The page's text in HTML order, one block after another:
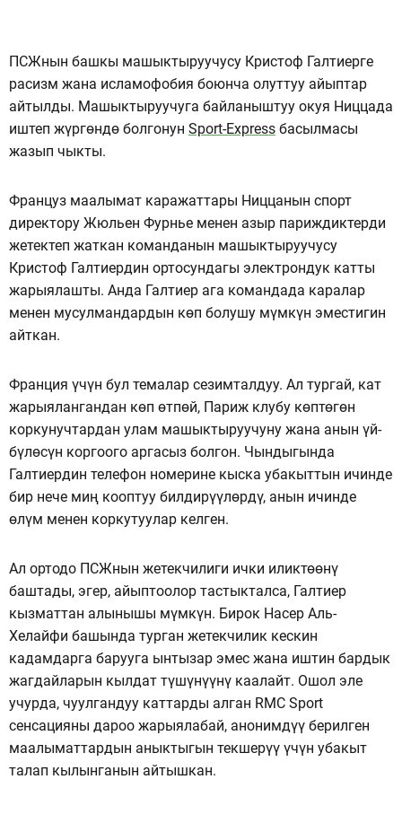
ПСЖнын башкы машыктыруучусу Кристоф Галтиерге
расизм жана исламофобия боюнча олуттуу айыптар
айтылды. Машыктыруучуга байланыштуу окуя Ниццада
иштеп жүргөндө болгонун Sport-Express басылмасы
жазып чыкты.
Француз маалымат каражаттары Ниццанын спорт
директору Жюльен Фурнье менен азыр париждиктерди
жетектеп жаткан команданын машыктыруучусу
Кристоф Галтиердин ортосундагы электрондук катты
жарыялашты. Анда Галтиер ага командада каралар
менен мусулмандардын көп болушу мүмкүн эместигин
айткан.
Франция үчүн бул темалар сезимталдуу. Ал тургай, кат
жарыялангандан көп өтпөй, Париж клубу көптөгөн
коркунучтардан улам машыктыруучуну жана анын үй-
бүлөсүн коргоого аргасыз болгон. Чындыгында
Галтиердин телефон номерине кыска убакыттын ичинде
бир нече миң кооптуу билдирүүлөрдү, анын ичинде
өлүм менен коркутуулар келген.
Ал ортодо ПСЖнын жетекчилиги ички иликтөөнү
баштады, эгер, айыптоолор тастыкталса, Галтиер
кызматтан алынышы мүмкүн. Бирок Насер Аль-
Хелайфи башында турган жетекчилик кескин
кадамдарга барууга ынтызар эмес жана иштин бардык
жагдайларын кылдат түшүнүүнү каалайт. Ошол эле
учурда, чуулгандуу каттарды алган RMC Sport
сенсацияны дароо жарыялабай, анонимдүү берилген
маалыматтардын аныктыгын текшерүү үчүн убакыт
талап кылынганын айтышкан.